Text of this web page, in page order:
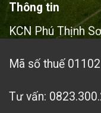
Thông tin
KCN Phú Thịnh
Mã số thuế
Tư vấn: